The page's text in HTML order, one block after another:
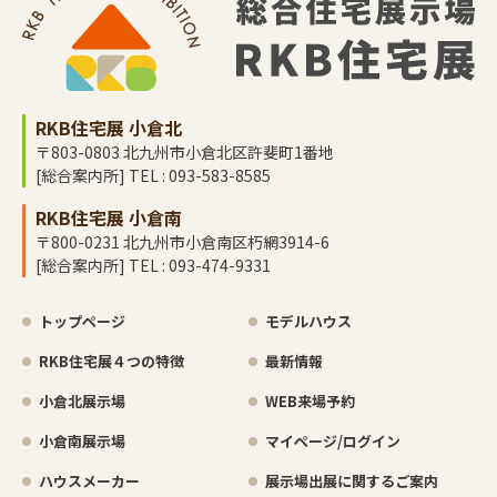
RKB住宅展 小倉北
〒803-0803 北九州市小倉北区許斐町1番地
[総合案内所] TEL : 093-583-8585
RKB住宅展 小倉南
〒800-0231 北九州市小倉南区朽網3914-6
[総合案内所] TEL : 093-474-9331
トップページ
RKB住宅展４つの特徴
小倉北展示場
小倉南展示場
ハウスメーカー
モデルハウス
最新情報
WEB来場予約
マイページ/ログイン
展示場出展に関するご案内